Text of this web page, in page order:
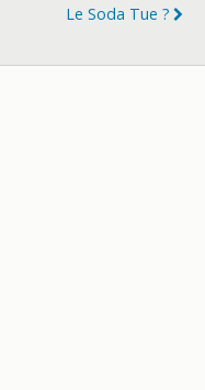
Le Soda Tue ?